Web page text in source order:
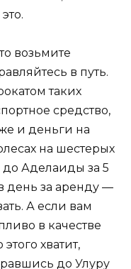
возьмите
в путь.
таких
средство,
и деньги на
на шестерых
Аделаиды за 5
день за аренду —
А если вам
в качестве
хватит,
до Улуру